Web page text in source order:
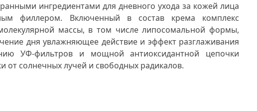
ингредиентами для дневного ухода за кожей лица
филлером. Включенный в состав крема комплекс
массы, в том числе липосомальной формы,
дня увлажняющее действие и эффект разглаживания
УФ-фильтров и мощной антиоксидантной цепочки
от солнечных лучей и свободных радикалов.